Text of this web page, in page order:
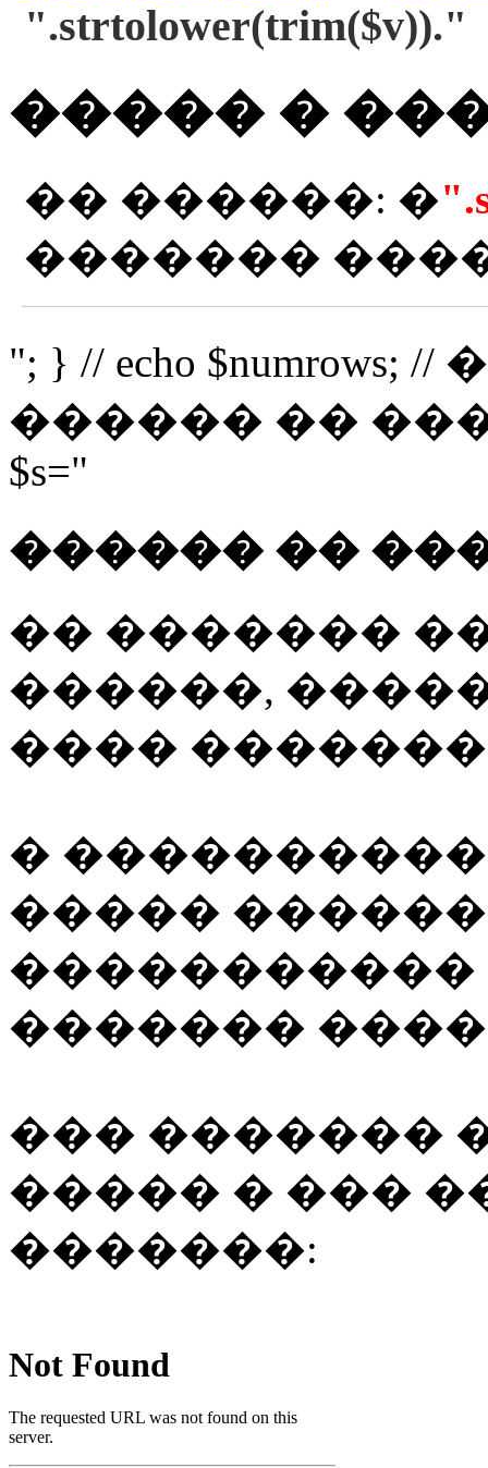
".strtolower(trim($v))."
����� �
�� ������: �
�������
"; } // echo
������ ��
$s="
������ ��
�� �������
������,
����
�
�����
�����������
�������
��� �������
����� � ���
�������: